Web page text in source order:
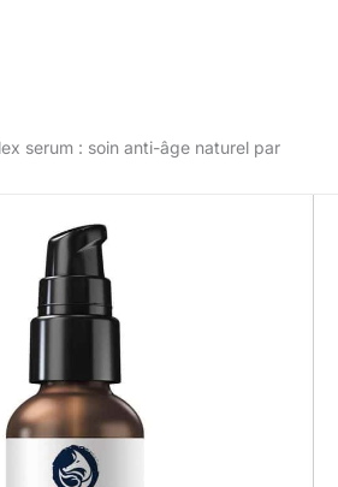
serum : soin anti-âge naturel par